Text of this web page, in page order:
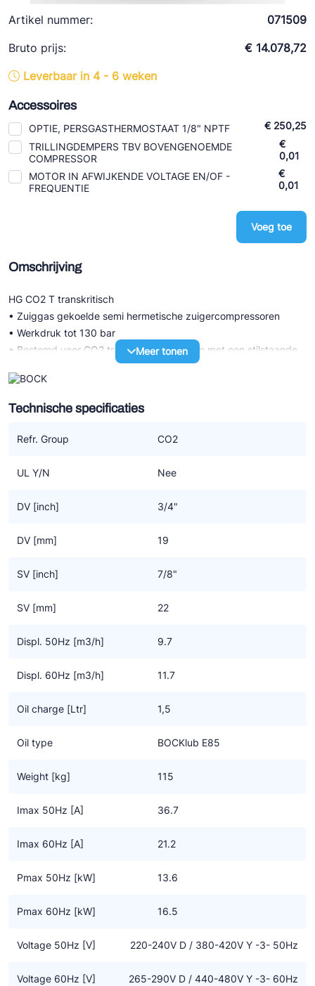
Artikel nummer:
071509
Bruto prijs:
€ 14.078,72
Leverbaar in 4 - 6 weken
Accessoires
OPTIE, PERSGASTHERMOSTAAT 1/8" NPTF
€ 250,25
TRILLINGDEMPERS TBV BOVENGENOEMDE
COMPRESSOR
€
0,01
MOTOR IN AFWIJKENDE VOLTAGE EN/OF -
FREQUENTIE
€
0,01
Voeg toe
Omschrijving
HG CO2 T transkritisch
• Zuiggas gekoelde semi hermetische zuigercompressoren
• Werkdruk tot 130 bar
• Bestemd voor CO2 transkritisch systeem met een stilstaande
druk LD 100 bar / HD 150 bar
• Hoogst mogelijke efficiency voor compressor en systeem
dankzij een specifiek CO2 design
HG P CO2 T transkritisch (LSPM)
Permanent Magnet) met verder dezelfde technische
• De hogere graad van efficiency door LSPM motor technologie
• Werkt synchroon, zonder slip dus daarom op hogere
tegelijkertijd even robuust zijn
koel- of verwarmingscapaciteit
meer opbrengst
• Hoge efficiency tegen de laagste bedrijfskosten
kwaliteit componenten
oliepomp
geluidsarm
mogelijk toepassingen
• CO2 applicaties vragen om een nieuw soort systeem en
• Het is nog geen algemene oplossing voor het vervangen van
• De aanwijzingen in de handleiding voor het installeren van CO2
Meer tonen
Technische specificaties
Refr. Group CO2
UL Y/N Nee
DV [inch] 3/4"
DV [mm] 19
SV [inch] 7/8"
SV [mm] 22
Displ. 50Hz [m3/h] 9.7
Displ. 60Hz [m3/h] 11.7
Oil charge [Ltr] 1,5
Oil type BOCKlub E85
Weight [kg] 115
Imax 50Hz [A] 36.7
Imax 60Hz [A] 21.2
Pmax 50Hz [kW] 13.6
Pmax 60Hz [kW] 16.5
Voltage 50Hz [V] 220-240V D / 380-420V Y -3- 50Hz
Voltage 60Hz [V] 265-290V D / 440-480V Y -3- 60Hz